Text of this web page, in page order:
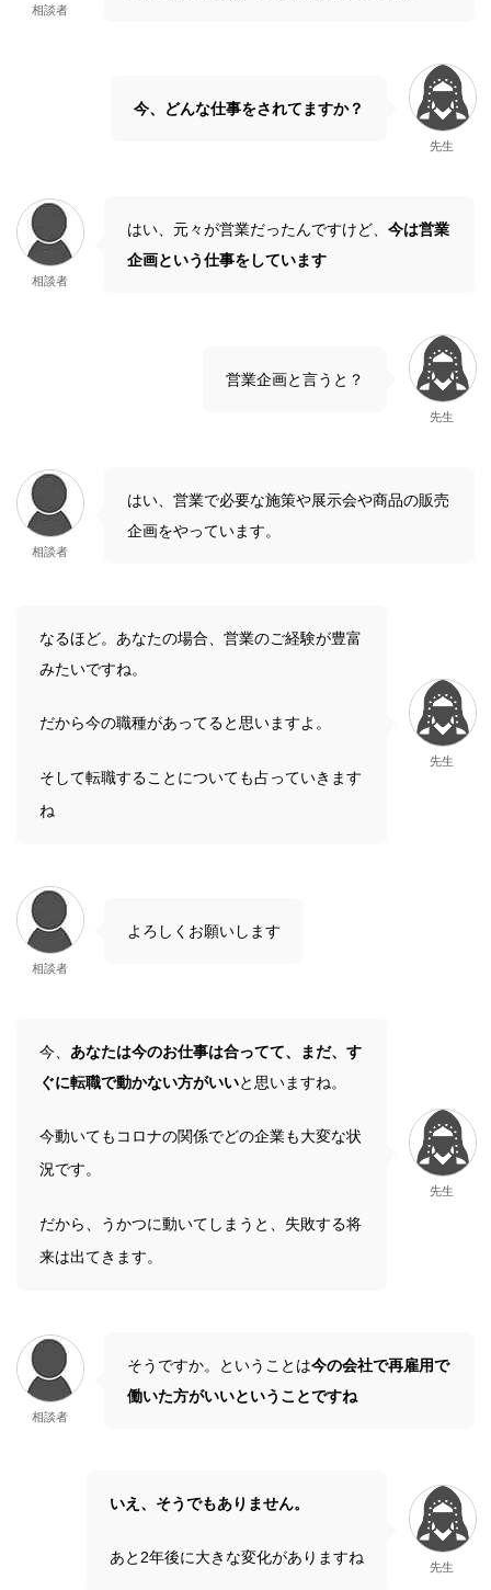
相談者
今、どんな仕事をされてますか？
先生
相談者
はい、元々が営業だったんですけど、 今は営業
企画という仕事をしています
営業企画と言うと？
先生
相談者
はい、営業で必要な施策や展示会や商品の販売
企画をやっています。
なるほど。あなたの場合、営業のご経験が豊富
みたいですね。
だから今の職種があってると思いますよ。
そして転職することについても占っていきます
ね
先生
相談者
よろしくお願いします
今、 あなたは今のお仕事は合ってて、まだ、す
ぐに転職で動かない方がいいと思いますね。
今動いてもコロナの関係でどの企業も大変な状
況です。
だから、うかつに動いてしまうと、失敗する将
来は出てきます。
先生
相談者
そうですか。ということは今の会社で再雇用で
働いた方がいいということですね
いえ、そうでもありません。
あと2年後に大きな変化がありますね
先生